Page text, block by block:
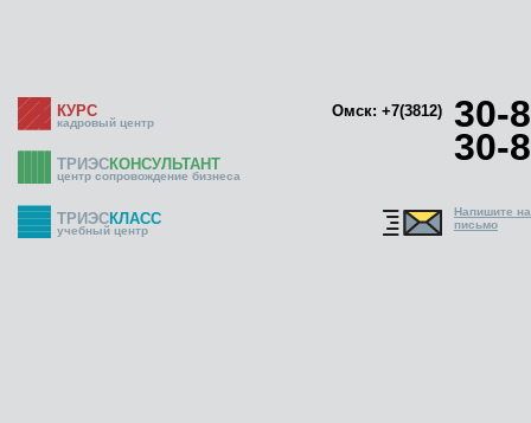
КУРС
кадровый центр
Омск: +7(3812) 30-
30-
ТРИЭСКОНСУЛЬТАНТ
центр сопровождение бизнеса
ТРИЭСКЛАСС
учебный центр
Напишите
письмо